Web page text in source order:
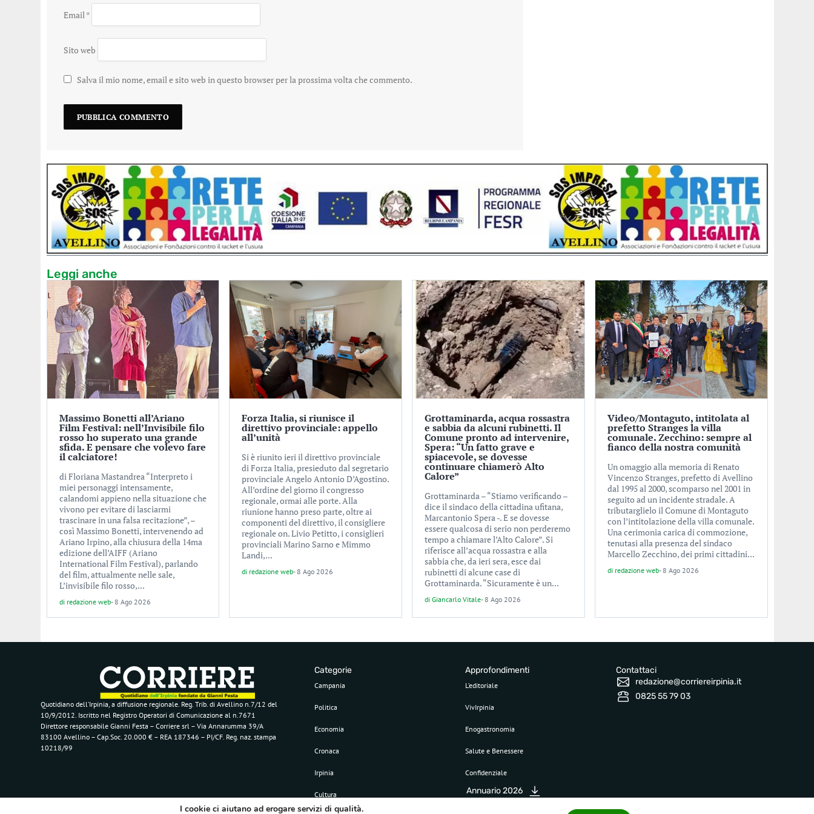
Email *
Sito web
Salva il mio nome, email e sito web in questo browser per la prossima volta che commento.
Leggi anche
Massimo Bonetti all’Ariano
Film Festival: nell’Invisibile filo
rosso ho superato una grande
sfida. E pensare che volevo fare
il calciatore!
di Floriana Mastandrea “Interpreto i
miei personaggi intensamente,
calandomi appieno nella situazione che
vivono per evitare di lasciarmi
trascinare in una falsa recitazione”, –
così Massimo Bonetti, intervenendo ad
Ariano Irpino, alla chiusura della 14ma
edizione dell’AIFF (Ariano
International Film Festival), parlando
del film, attualmente nelle sale,
L’invisibile filo rosso,...
di redazione web- 8 Ago 2026
Forza Italia, si riunisce il
direttivo provinciale: appello
all’unità
Si è riunito ieri il direttivo provinciale
di Forza Italia, presieduto dal segretario
provinciale Angelo Antonio D’Agostino.
All’ordine del giorno il congresso
regionale, ormai alle porte. Alla
riunione hanno preso parte, oltre ai
componenti del direttivo, il consigliere
regionale on. Livio Petitto, i consiglieri
provinciali Marino Sarno e Mimmo
Landi,...
di redazione web- 8 Ago 2026
Grottaminarda, acqua rossastra
e sabbia da alcuni rubinetti. Il
Comune pronto ad intervenire,
Spera: “Un fatto grave e
spiacevole, se dovesse
continuare chiamerò Alto
Calore”
Grottaminarda – “Stiamo verificando –
dice il sindaco della cittadina ufitana,
Marcantonio Spera -. E se dovesse
essere qualcosa di serio non perderemo
tempo a chiamare l’Alto Calore”. Si
riferisce all’acqua rossastra e alla
sabbia che, da ieri sera, esce dai
rubinetti di alcune case di
Grottaminarda. “Sicuramente è un...
di Giancarlo Vitale- 8 Ago 2026
Video/Montaguto, intitolata al
prefetto Stranges la villa
comunale. Zecchino: sempre al
fianco della nostra comunità
Un omaggio alla memoria di Renato
Vincenzo Stranges, prefetto di Avellino
dal 1995 al 2000, scomparso nel 2001 in
seguito ad un incidente stradale. A
tributarglielo il Comune di Montaguto
con l’intitolazione della villa comunale.
Una cerimonia carica di commozione,
tenutasi alla presenza del sindaco
Marcello Zecchino, dei primi cittadini...
di redazione web- 8 Ago 2026
Quotidiano dell’Irpinia, a diffusione regionale. Reg. Trib. di Avellino n.7/12 del
10/9/2012. Iscritto nel Registro Operatori di Comunicazione al n.7671
Direttore responsabile Gianni Festa – Corriere srl – Via Annarumma 39/A
83100 Avellino – Cap.Soc. 20.000 € – REA 187346 – PI/CF. Reg. naz. stampa
10218/99
Categorie
Campania
Politica
Economia
Cronaca
Irpinia
Cultura
Approfondimenti
L’editoriale
VivIrpinia
Enogastronomia
Salute e Benessere
Confidenziale
Annuario 2026
Contattaci
redazione@corriereirpinia.it
0825 55 79 03
I cookie ci aiutano ad erogare servizi di qualità.